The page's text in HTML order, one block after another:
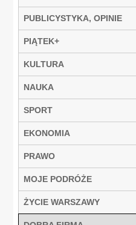
PUBLICYSTYKA, OPINIE
PIĄTEK+
KULTURA
NAUKA
SPORT
EKONOMIA
PRAWO
MOJE PODRÓŻE
ŻYCIE WARSZAWY